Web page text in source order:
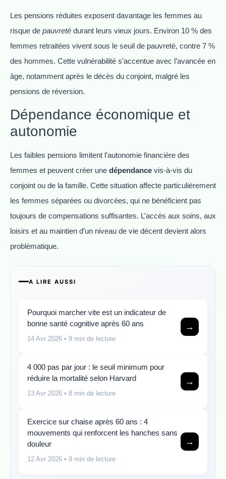
Les pensions réduites exposent davantage les femmes au
risque de pauvreté durant leurs vieux jours. Environ 10 % des
femmes retraitées vivent sous le seuil de pauvreté, contre 7 %
des hommes. Cette vulnérabilité s’accentue avec l’avancée en
âge, notamment après le décès du conjoint, malgré les
pensions de réversion.
Dépendance économique et
autonomie
Les faibles pensions limitent l’autonomie financière des
femmes et peuvent créer une dépendance vis-à-vis du
conjoint ou de la famille. Cette situation affecte particulièrement
les femmes séparées ou divorcées, qui ne bénéficient pas
toujours de compensations suffisantes. L’accès aux soins, aux
loisirs et au maintien d’un niveau de vie décent devient alors
problématique.
A LIRE AUSSI
Pourquoi marcher vite est un indicateur de
bonne santé cognitive après 60 ans
14 Avr 2026 • 9 min de lecture
→
4 000 pas par jour : le seuil minimum pour
réduire la mortalité selon Harvard
13 Avr 2026 • 8 min de lecture
→
Exercice sur chaise après 60 ans : 4
mouvements qui renforcent les hanches sans
douleur
12 Avr 2026 • 9 min de lecture
→